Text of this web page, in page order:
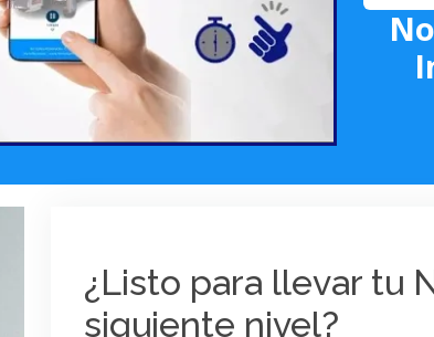
¿Listo para llevar tu
siguiente nivel?